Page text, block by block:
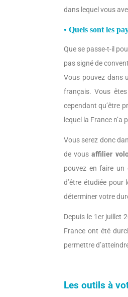
dans lequel vous
• Quels sont les
Que se passe-t-il
pas signé de
Vous pouvez dans
français. Vous
cependant qu’être
lequel la France n’a
Vous serez donc
de vousaffilier
pouvez en faire un
d’être étudiée
déterminer votre
Depuis le 1er juillet
France ont été
permettre
Les outils à